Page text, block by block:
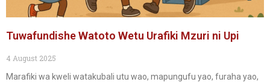
Tuwafundishe Watoto Wetu Urafiki Mzuri ni Upi
4 August 2025
Marafiki wa kweli watakubali utu wao, mapungufu yao, furaha yao,